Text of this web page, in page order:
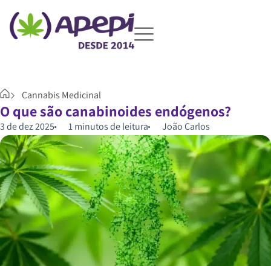
Cannabis Medicinal
O que são canabinoides endógenos?
3 de dez 2025 1 minutos de leitura João Carlos